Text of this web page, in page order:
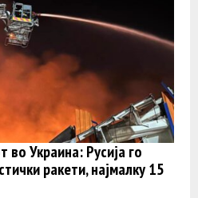
Украина: Русија го
ракети, најмалку 15